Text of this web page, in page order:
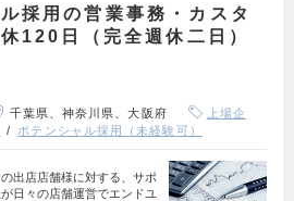
採用の営業事務・カスタ
120日（完全週休二日）
千葉県、神奈川県、大阪府
上場企
ポテンシャル採用（未経験可）
出店店舗様に対する、サポ
日々の店舗運営でエンドユ